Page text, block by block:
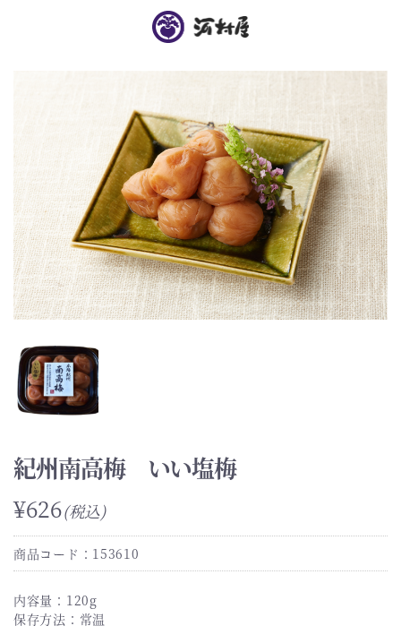
紀州南高梅 いい塩梅
¥626(税込)
商品コード：153610
内容量：120g
保存方法：常温